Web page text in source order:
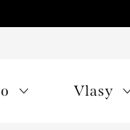
Vlasy